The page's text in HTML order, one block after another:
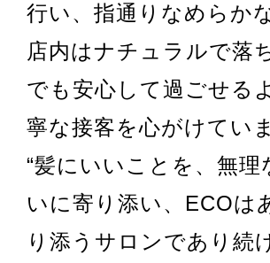
行い、指通りなめらか
店内はナチュラルで落
でも安心して過ごせる
寧な接客を心がけてい
“髪にいいことを、無
いに寄り添い、ECOは
り添うサロンであり続